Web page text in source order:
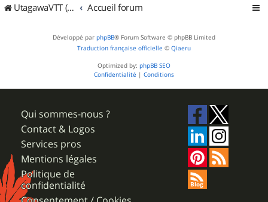
UtagawaVTT (Randos VTT et VTTAE avec traces GPS) Accueil forum
Développé par phpBB® Forum Software © phpBB Limited
Traduction française officielle © Qiaeru
Optimized by: phpBB SEO
Confidentialité | Conditions
Qui sommes-nous ?
Contact & Logos
Services pros
Mentions légales
Politique de
confidentialité